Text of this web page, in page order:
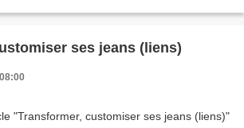
ses jeans (liens)